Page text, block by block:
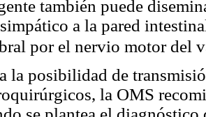
también puede
a la pared
por el nervio motor del
la posibilidad de
la OMS